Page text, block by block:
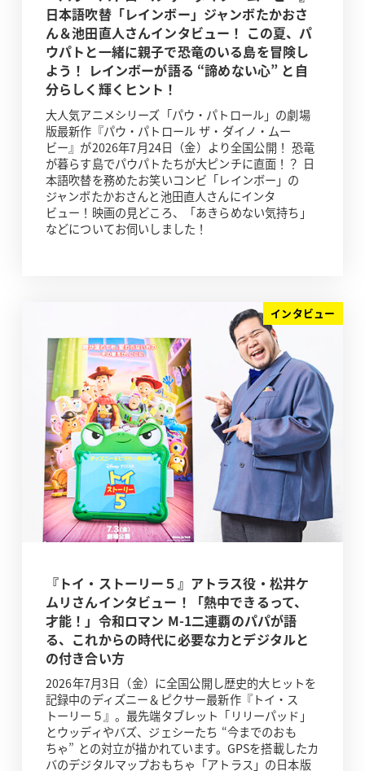
日本語吹替「レインボー」ジャンボたかおさ
ん＆池田直人さんインタビュー！ この夏、パ
ウパトと一緒に親子で恐竜のいる島を冒険し
よう！ レインボーが語る “諦めない心” と自
分らしく輝くヒント！
大人気アニメシリーズ「パウ・パトロール」の劇場
版最新作『パウ・パトロール ザ・ダイノ・ムー
ビー』が2026年7月24日（金）より全国公開！ 恐竜
が暮らす島でパウパトたちが大ピンチに直面！？ 日
本語吹替を務めたお笑いコンビ「レインボー」の
ジャンボたかおさんと池田直人さんにインタ
ビュー！映画の見どころ、「あきらめない気持ち」
などについてお伺いしました！
インタビュー
『トイ・ストーリー５』アトラス役・松井ケ
ムリさんインタビュー！「熱中できるって、
才能！」令和ロマン M-1二連覇のパパが語
る、これからの時代に必要な力とデジタルと
の付き合い方
2026年7月3日（金）に全国公開し歴史的大ヒットを
記録中のディズニー＆ピクサー最新作『トイ・ス
トーリー５』。最先端タブレット「リリーパッド」
とウッディやバズ、ジェシーたち “今までのおも
ちゃ” との対立が描かれています。GPSを搭載したカ
バのデジタルマップおもちゃ「アトラス」の日本版